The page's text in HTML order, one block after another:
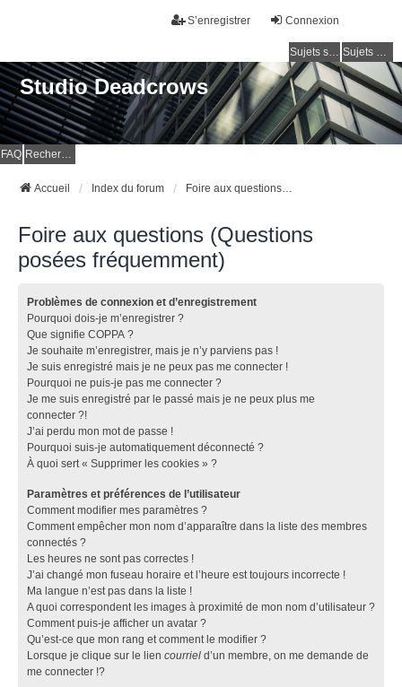
Connexion
S’enregistrer
Sujets sans réponse Sujets actifs
Studio Deadcrows
FAQ Rechercher
Accueil Index du forum Foire aux questions (Questions posées fréquemment)
Foire aux questions (Questions
posées fréquemment)
Problèmes de connexion et d’enregistrement
Pourquoi dois-je m’enregistrer ?
Que signifie COPPA ?
Je souhaite m’enregistrer, mais je n’y parviens pas !
Je suis enregistré mais je ne peux pas me connecter !
Pourquoi ne puis-je pas me connecter ?
Je me suis enregistré par le passé mais je ne peux plus me
connecter ?!
J’ai perdu mon mot de passe !
Pourquoi suis-je automatiquement déconnecté ?
À quoi sert « Supprimer les cookies » ?
Paramètres et préférences de l’utilisateur
Comment modifier mes paramètres ?
Comment empêcher mon nom d’apparaître dans la liste des membres
connectés ?
Les heures ne sont pas correctes !
J’ai changé mon fuseau horaire et l’heure est toujours incorrecte !
Ma langue n’est pas dans la liste !
A quoi correspondent les images à proximité de mon nom d’utilisateur ?
Comment puis-je afficher un avatar ?
Qu’est-ce que mon rang et comment le modifier ?
Lorsque je clique sur le lien courriel d’un membre, on me demande de
me connecter !?